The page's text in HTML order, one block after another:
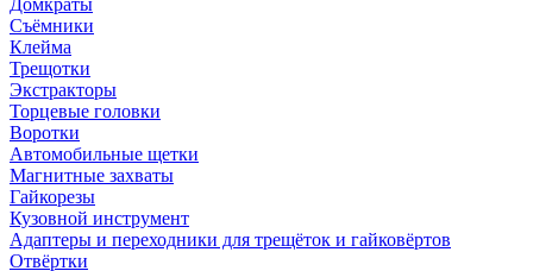
Домкраты
Съёмники
Клейма
Трещотки
Экстракторы
Торцевые головки
Воротки
Автомобильные щетки
Магнитные захваты
Гайкорезы
Кузовной инструмент
Адаптеры и переходники для трещёток и гайковёртов
Отвёртки